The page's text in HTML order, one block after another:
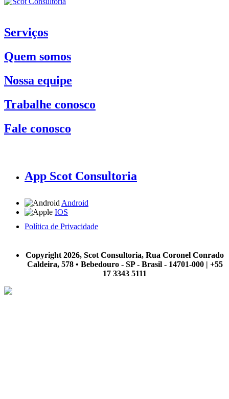
Serviços
Quem somos
Nossa equipe
Trabalhe conosco
Fale conosco
App Scot Consultoria
Android
IOS
Política de Privacidade
Copyright 2026, Scot Consultoria, Rua Coronel Conrado
Caldeira, 578 • Bebedouro - SP - Brasil - 14701-000 | +55
17 3343 5111